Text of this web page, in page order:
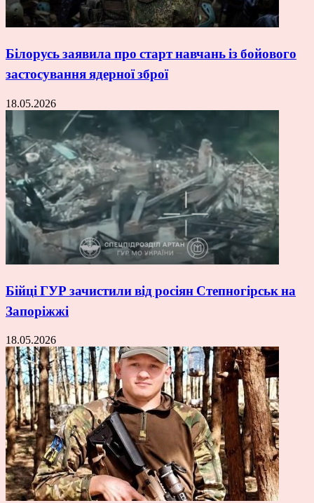
Білорусь заявила про старт навчань із бойового
застосування ядерної зброї
18.05.2026
Бійці ГУР зачистили від росіян Степногірськ на
Запоріжжі
18.05.2026